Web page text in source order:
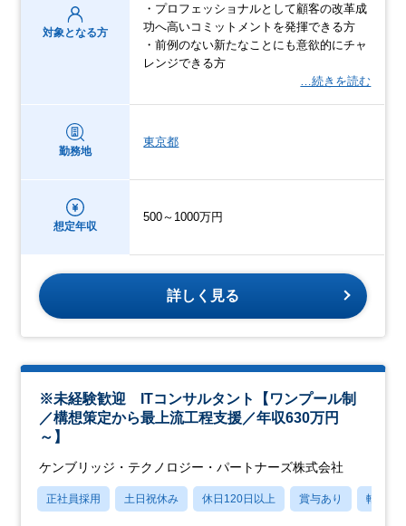
対象となる方
・プロフェッショナルとして顧客の改革成
功へ高いコミットメントを発揮できる方
・前例のない新たなことにも意欲的にチャ
レンジできる方
…続きを読む
勤務地
東京都
想定年収
500～1000万円
詳しく見る
※未経験歓迎 ITコンサルタント【ワンプール制
／構想策定から最上流工程支援／年収630万円
～】
ケンブリッジ・テクノロジー・パートナーズ株式会社
正社員採用 土日祝休み 休日120日以上 賞与あり 転勤な